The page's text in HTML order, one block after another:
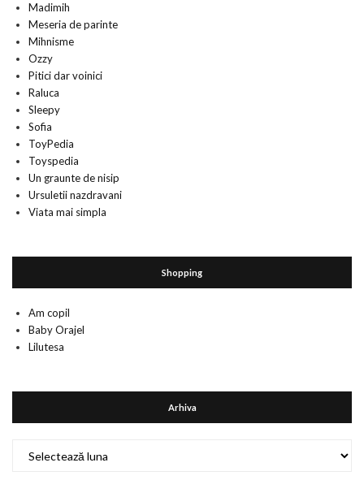
Madimih
Meseria de parinte
Mihnisme
Ozzy
Pitici dar voinici
Raluca
Sleepy
Sofia
ToyPedia
Toyspedia
Un graunte de nisip
Ursuletii nazdravani
Viata mai simpla
Shopping
Am copil
Baby Orajel
Lilutesa
Arhiva